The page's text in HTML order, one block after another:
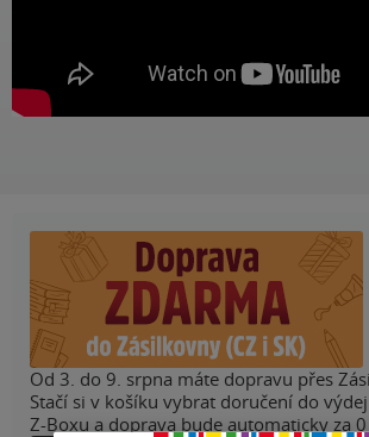
Od 3. do 9. srpna máte dopravu přes
Stačí si v košíku vybrat doručení do
Z-Boxu a doprava bude automaticky za 0